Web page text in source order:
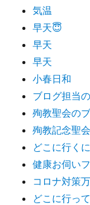
気温
早天😇
早天
早天
小春日和
ブログ担当
殉教聖会の
殉教記念聖
どこに行く
健康お伺い
コロナ対策
どこに行っ